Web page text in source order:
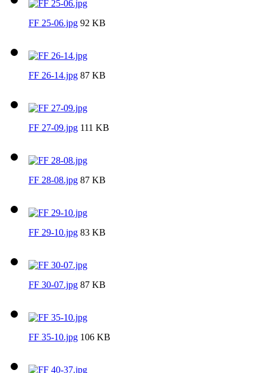
FF 25-06.jpg 92 KB
FF 26-14.jpg 87 KB
FF 27-09.jpg 111 KB
FF 28-08.jpg 87 KB
FF 29-10.jpg 83 KB
FF 30-07.jpg 87 KB
FF 35-10.jpg 106 KB